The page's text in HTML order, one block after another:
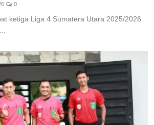
0
ketiga Liga 4 Sumatera Utara 2025/2026